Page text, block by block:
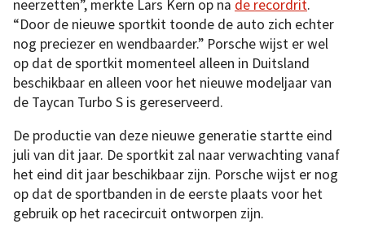
neerzetten”, merkte Lars Kern op na de recordrit.
“Door de nieuwe sportkit toonde de auto zich echter
nog preciezer en wendbaarder.” Porsche wijst er wel
op dat de sportkit momenteel alleen in Duitsland
beschikbaar en alleen voor het nieuwe modeljaar van
de Taycan Turbo S is gereserveerd.
De productie van deze nieuwe generatie startte eind
juli van dit jaar. De sportkit zal naar verwachting vanaf
het eind dit jaar beschikbaar zijn. Porsche wijst er nog
op dat de sportbanden in de eerste plaats voor het
gebruik op het racecircuit ontworpen zijn.